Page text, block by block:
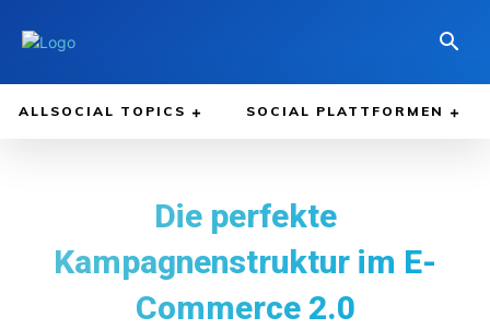
ALLSOCIAL TOPICS SOCIAL PLATTFORMEN
Die perfekte
Kampagnenstruktur im E-
Commerce 2.0